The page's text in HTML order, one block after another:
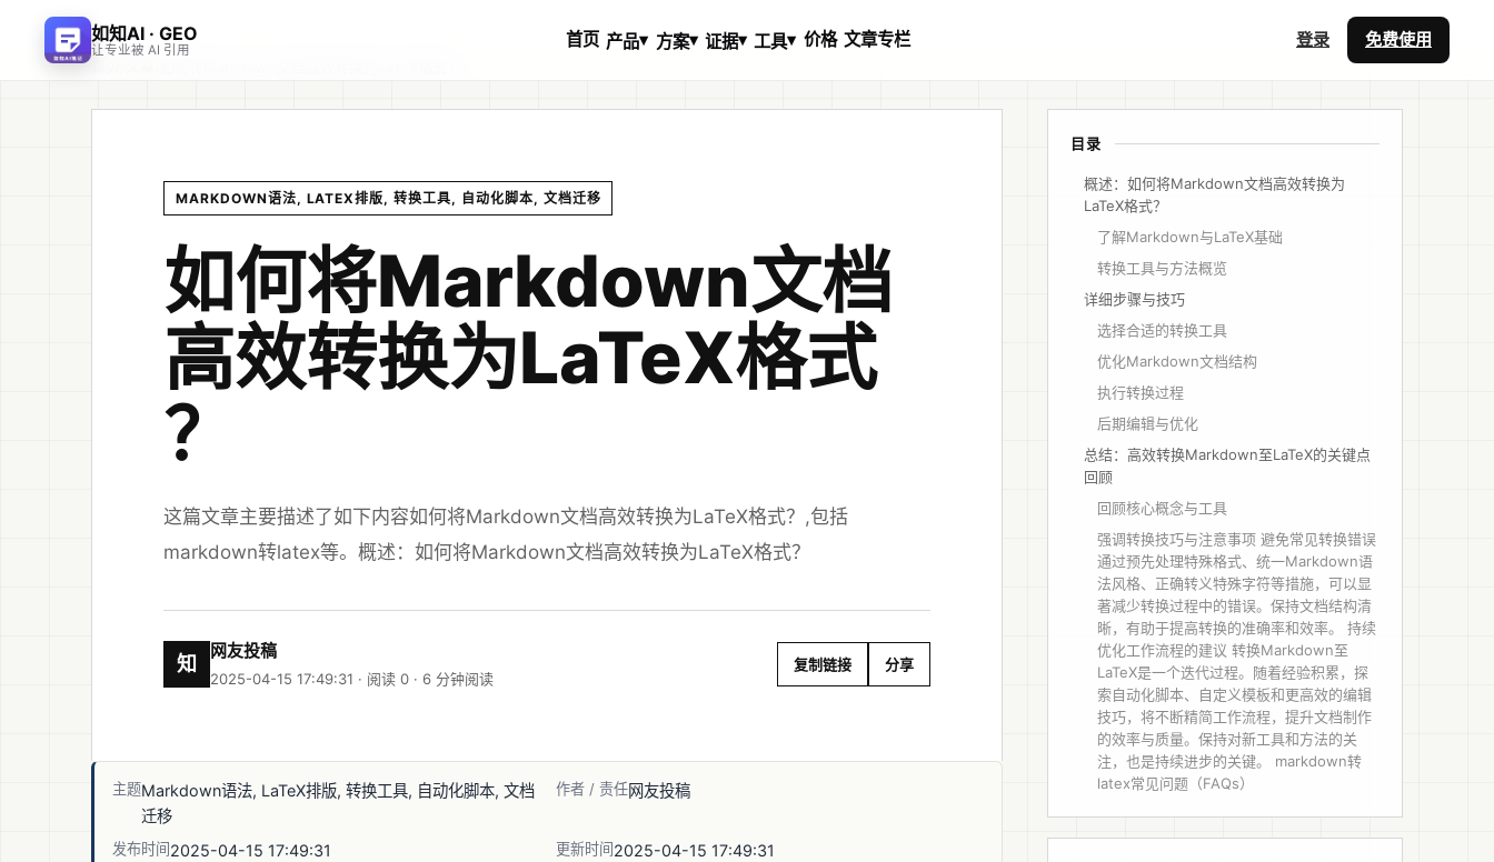
如知AI · GEO
让专业被 AI 引用 首页 产品▾ 方案▾ 证据▾ 工具▾ 价格 文章专栏 登录 免费使用
MARKDOWN语法, LATEX排版, 转换工具, 自动化脚本, 文档迁移
如何将Markdown文档
高效转换为LaTeX格式
？
这篇文章主要描述了如下内容如何将Markdown文档高效转换为LaTeX格式？,包括
markdown转latex等。概述：如何将Markdown文档高效转换为LaTeX格式？
知
网友投稿
2025-04-15 17:49:31 · 阅读 0 · 6 分钟阅读
复制链接 分享
主题Markdown语法, LaTeX排版, 转换工具, 自动化脚本, 文档
迁移
作者 / 责任网友投稿
发布时间2025-04-15 17:49:31 更新时间2025-04-15 17:49:31
目录
概述：如何将Markdown文档高效转换为
LaTeX格式？
了解Markdown与LaTeX基础
转换工具与方法概览
详细步骤与技巧
选择合适的转换工具
优化Markdown文档结构
执行转换过程
后期编辑与优化
总结：高效转换Markdown至LaTeX的关键点
回顾
回顾核心概念与工具
强调转换技巧与注意事项 避免常见转换错误
通过预先处理特殊格式、统一Markdown语
法风格、正确转义特殊字符等措施，可以显
著减少转换过程中的错误。保持文档结构清
晰，有助于提高转换的准确率和效率。 持续
优化工作流程的建议 转换Markdown至
LaTeX是一个迭代过程。随着经验积累，探
索自动化脚本、自定义模板和更高效的编辑
技巧，将不断精简工作流程，提升文档制作
的效率与质量。保持对新工具和方法的关
注，也是持续进步的关键。 markdown转
latex常见问题（FAQs）